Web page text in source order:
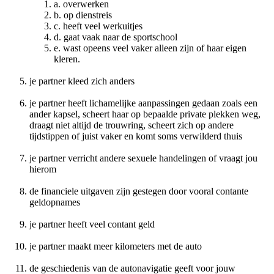
a. overwerken
b. op dienstreis
c. heeft veel werkuitjes
d. gaat vaak naar de sportschool
e. wast opeens veel vaker alleen zijn of haar eigen
kleren.
je partner kleed zich anders
je partner heeft lichamelijke aanpassingen gedaan zoals een
ander kapsel, scheert haar op bepaalde private plekken weg,
draagt niet altijd de trouwring, scheert zich op andere
tijdstippen of juist vaker en komt soms verwilderd thuis
je partner verricht andere sexuele handelingen of vraagt jou
hierom
de financiele uitgaven zijn gestegen door vooral contante
geldopnames
je partner heeft veel contant geld
je partner maakt meer kilometers met de auto
de geschiedenis van de autonavigatie geeft voor jouw